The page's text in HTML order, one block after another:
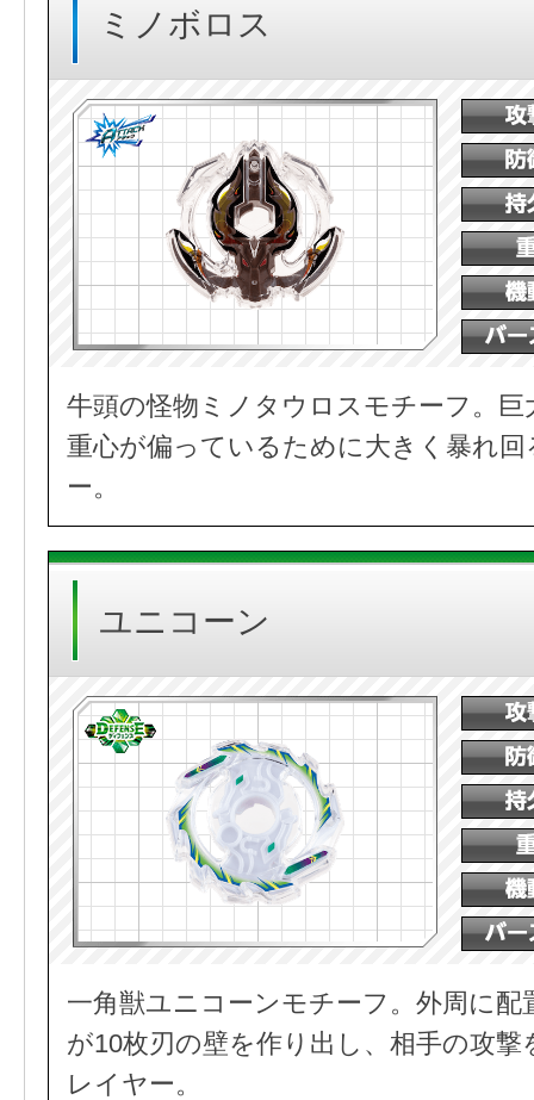
ミノボロス
牛頭の怪物ミノタウロスモチーフ。
重心が偏っているために大きく暴れ
ー。
ユニコーン
一角獣ユニコーンモチーフ。外周に
が10枚刃の壁を作り出し、相手の攻
レイヤー。